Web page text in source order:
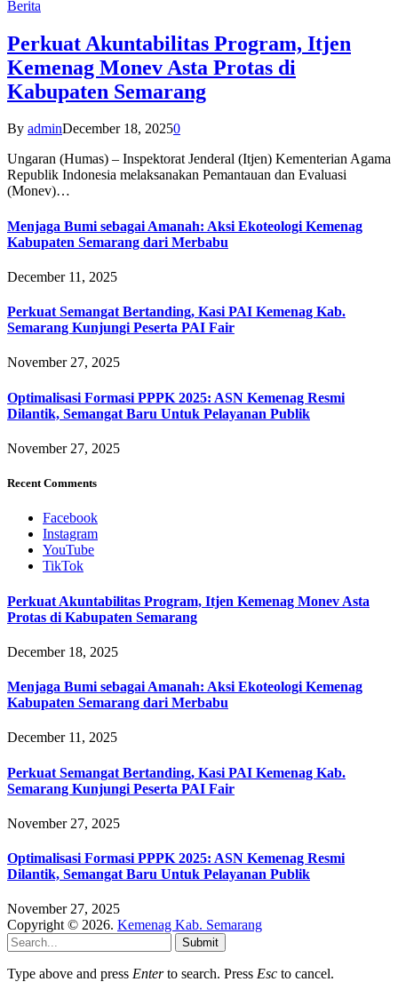
Berita
Perkuat Akuntabilitas Program, Itjen
Kemenag Monev Asta Protas di
Kabupaten Semarang
By adminDecember 18, 20250
Ungaran (Humas) – Inspektorat Jenderal (Itjen) Kementerian Agama
Republik Indonesia melaksanakan Pemantauan dan Evaluasi
(Monev)…
Menjaga Bumi sebagai Amanah: Aksi Ekoteologi Kemenag
Kabupaten Semarang dari Merbabu
December 11, 2025
Perkuat Semangat Bertanding, Kasi PAI Kemenag Kab.
Semarang Kunjungi Peserta PAI Fair
November 27, 2025
Optimalisasi Formasi PPPK 2025: ASN Kemenag Resmi
Dilantik, Semangat Baru Untuk Pelayanan Publik
November 27, 2025
Recent Comments
Facebook
Instagram
YouTube
TikTok
Perkuat Akuntabilitas Program, Itjen Kemenag Monev Asta
Protas di Kabupaten Semarang
December 18, 2025
Menjaga Bumi sebagai Amanah: Aksi Ekoteologi Kemenag
Kabupaten Semarang dari Merbabu
December 11, 2025
Perkuat Semangat Bertanding, Kasi PAI Kemenag Kab.
Semarang Kunjungi Peserta PAI Fair
November 27, 2025
Optimalisasi Formasi PPPK 2025: ASN Kemenag Resmi
Dilantik, Semangat Baru Untuk Pelayanan Publik
November 27, 2025
Copyright © 2026. Kemenag Kab. Semarang
Submit
Type above and press Enterto search. Press Esc to cancel.